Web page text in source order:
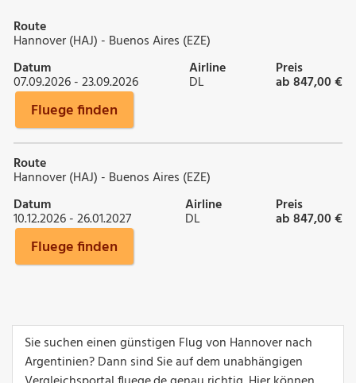
Route
Hannover (HAJ) - Buenos Aires (EZE)
Datum
07.09.2026 - 23.09.2026
Airline
DL
Preis
ab 847,00 €
Fluege finden
Route
Hannover (HAJ) - Buenos Aires (EZE)
Datum
10.12.2026 - 26.01.2027
Airline
DL
Preis
ab 847,00 €
Fluege finden
Sie suchen einen günstigen Flug von Hannover nach
Argentinien? Dann sind Sie auf dem unabhängigen